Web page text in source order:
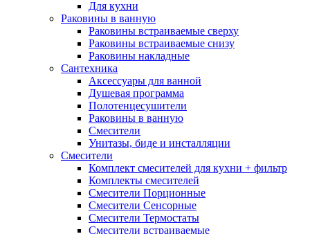
Для кухни
Раковины в ванную
Раковины встраиваемые сверху
Раковины встраиваемые снизу
Раковины накладные
Сантехника
Аксессуары для ванной
Душевая программа
Полотенцесушители
Раковины в ванную
Смесители
Унитазы, биде и инсталляции
Смесители
Комплект смесителей для кухни + фильтр
Комплекты смесителей
Смесители Порционные
Смесители Сенсорные
Смесители Термостаты
Смесители встраиваемые